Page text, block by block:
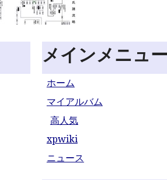
メインメニュ
ホーム
マイアルバム
高人気
xpwiki
ニュース